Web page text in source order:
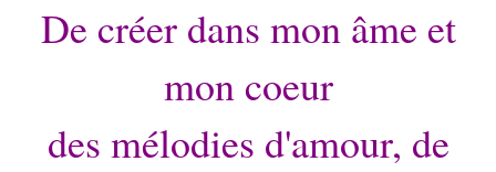
De créer dans mon âme et
mon coeur
des mélodies d'amour, de